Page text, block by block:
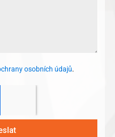
osobních údajů.